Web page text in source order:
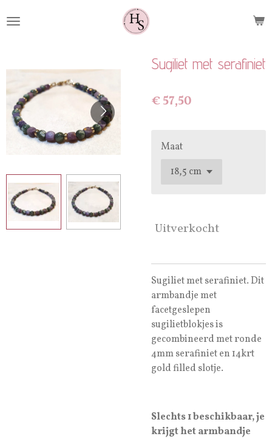
direct
hoofdinhoud
Sugiliet met serafiniet
€ 57,50
Maat
Uitverkocht
Sugiliet met serafiniet. Dit
armbandje met
facetgeslepen
sugilietblokjes is
gecombineerd met ronde
4mm serafiniet en 14krt
gold filled slotje.
Slechts 1 beschikbaar, je
krijgt het armbandje